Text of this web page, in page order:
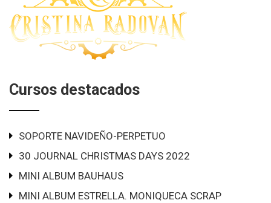
Cursos destacados
SOPORTE NAVIDEÑO-PERPETUO
30 JOURNAL CHRISTMAS DAYS 2022
MINI ALBUM BAUHAUS
MINI ALBUM ESTRELLA. MONIQUECA SCRAP